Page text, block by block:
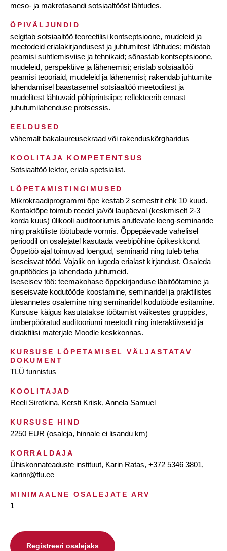
meso- ja makrotasandi sotsiaaltööst lähtudes.
ÕPIVÄLJUNDID
selgitab sotsiaaltöö teoreetilisi kontseptsioone, mudeleid ja
meetodeid erialakirjandusest ja juhtumitest lähtudes; mõistab
peamisi suhtlemisviise ja tehnikaid; sõnastab kontseptsioone,
mudeleid, perspektiive ja lähenemisi; eristab sotsiaaltöö
peamisi teooriaid, mudeleid ja lähenemisi; rakendab juhtumite
lahendamisel baastasemel sotsiaaltöö meetoditest ja
mudelitest lähtuvaid põhiprintsiipe; reflekteerib ennast
juhutumilahenduse protsessis.
EELDUSED
vähemalt bakalaureusekraad või rakenduskõrgharidus
KOOLITAJA KOMPETENTSUS
Sotsiaaltöö lektor, eriala spetsialist.
LÕPETAMISTINGIMUSED
Mikrokraadiprogrammi õpe kestab 2 semestrit ehk 10 kuud.
Kontaktõpe toimub reedel ja/või laupäeval (keskmiselt 2-3
korda kuus) ülikooli auditooriumis arutlevate loeng-seminaride
ning praktiliste töötubade vormis. Õppepäevade vahelisel
perioodil on osalejatel kasutada veebipõhine õpikeskkond.
Õppetöö ajal toimuvad loengud, seminarid ning tuleb teha
iseseisvat tööd. Vajalik on lugeda erialast kirjandust. Osaleda
grupitöödes ja lahendada juhtumeid.
Iseseisev töö: teemakohase õppekirjanduse läbitöötamine ja
iseseisvate kodutööde koostamine, seminaridel ja praktilistes
ülesannetes osalemine ning seminaridel kodutööde esitamine.
Kursuse käigus kasutatakse töötamist väikestes gruppides,
ümberpööratud auditooriumi meetodit ning interaktiivseid ja
didaktilisi materjale Moodle keskkonnas.
KURSUSE LÕPETAMISEL VÄLJASTATAV
DOKUMENT
TLÜ tunnistus
KOOLITAJAD
Reeli Sirotkina, Kersti Kriisk, Annela Samuel
KURSUSE HIND
2250 EUR (osaleja, hinnale ei lisandu km)
KORRALDAJA
Ühiskonnateaduste instituut, Karin Ratas, +372 5346 3801,
karinr@tlu.ee
MINIMAALNE OSALEJATE ARV
1
Registreeri osalejaks